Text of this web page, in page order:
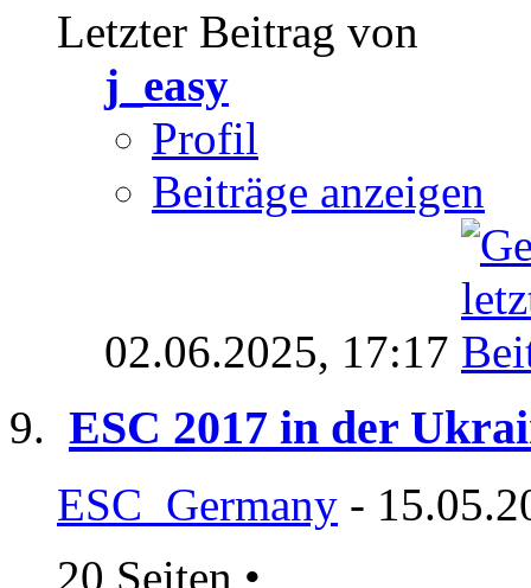
Letzter Beitrag von
j_easy
Profil
Beiträge anzeigen
02.06.2025, 17:17
ESC 2017 in der
ESC_Germany -
20 Seiten •